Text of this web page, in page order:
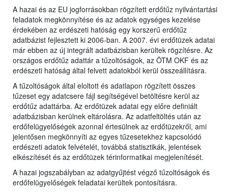
A hazai és az EU jogforrásokban rögzített erdőtűz nyilvántartási
feladatok megkönnyítése és az adatok egységes kezelése
érdekében az erdészeti hatóság egy korszerű erdőtűz
adatbázist fejlesztett ki 2006-ban. A 2007. évi erdőtüzek adatai
már ebben az új integrált adatbázisban kerültek rögzítésre. Az
országos erdőtűz adattár a tűzoltóságok, az ÖTM OKF és az
erdészeti hatóság által felvett adatokból kerül összeállításra.
A tűzoltóságok által eloltott és adatlapon rögzített összes
tűzeset egy adatcsere fájl segítségével betöltésre kerül az
erdőtűz adattárba. Az erdőtüzek adatai egy előre definiált
adatbázisban kerülnek eltárolásra. Az adatfeltöltés után az
erdőfelügyelőségek azonnal értesülnek az erdőtüzekről, ami
jelentősen megkönnyíti az egyes tűzesetekhez kapcsolódó
erdészeti adatok felvételét, továbbá statisztikák, jelentések
elkészítését és az erdőtüzek térinformatikai megjelenítését.
A hazai jogszabályban az adatgyűjtést végző tűzoltóságok és
erdőfelügyelőségek feladatai kerültek pontosításra.